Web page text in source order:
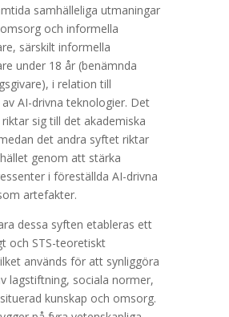
samhälleliga utmaningar
och informella
särskilt informella
under 18 år (benämnda
i relation till
AI-drivna teknologier. Det
sig till det akademiska
det andra syftet riktar
genom att stärka
i föreställda AI-drivna
artefakter.
dessa syften etableras ett
och STS-teoretiskt
används för att synliggöra
lagstiftning, sociala normer,
kunskap och omsorg.